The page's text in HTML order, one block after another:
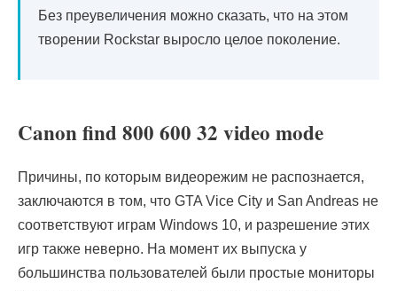
Без преувеличения можно сказать, что на этом
творении Rockstar выросло целое поколение.
Canon find 800 600 32 video mode
Причины, по которым видеорежим не распознается,
заключаются в том, что GTA Vice City и San Andreas не
соответствуют играм Windows 10, и разрешение этих
игр также неверно. На момент их выпуска у
большинства пользователей были простые мониторы